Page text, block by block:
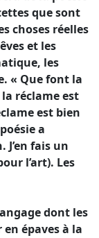
que sont
choses réelles
et les
les
« Que font la
la réclame est
est bien
a
fais un
l’art). Les
dont les
épaves à la